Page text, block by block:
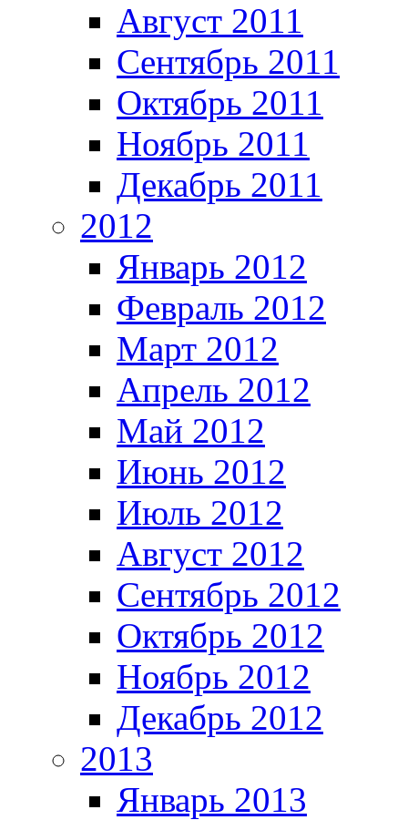
Август 2011
Сентябрь 2011
Октябрь 2011
Ноябрь 2011
Декабрь 2011
2012
Январь 2012
Февраль 2012
Март 2012
Апрель 2012
Май 2012
Июнь 2012
Июль 2012
Август 2012
Сентябрь 2012
Октябрь 2012
Ноябрь 2012
Декабрь 2012
2013
Январь 2013